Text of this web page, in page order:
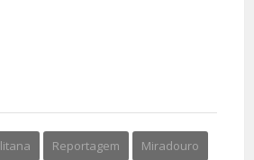
Reportagem Miradouro